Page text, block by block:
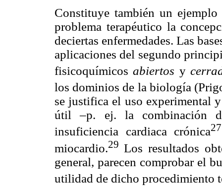
Constituye también un
problema terapéutico la
deciertas enfermedades. Las
aplicaciones del segundo
fisicoquímicosabiertos y
los dominios de la biología
se justifica el uso experimental
útil –p. ej. la combinación
insuficiencia cardiaca crónica27
miocardio.29Los resultados
general, parecen comprobar el
utilidad de dicho procedimiento